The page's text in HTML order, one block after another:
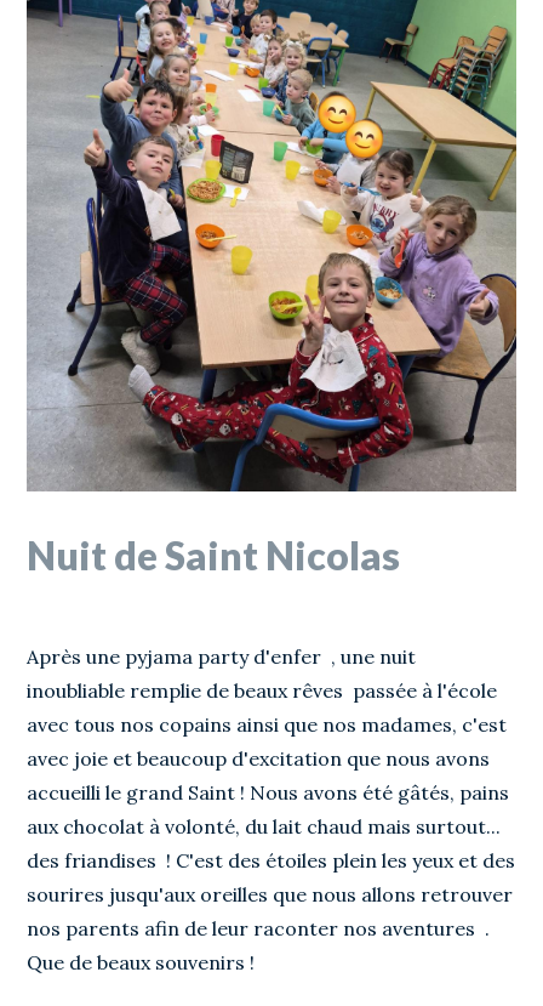
Nuit de Saint Nicolas
Après une pyjama party d'enfer , une nuit
inoubliable remplie de beaux rêves passée à l'école
avec tous nos copains ainsi que nos madames, c'est
avec joie et beaucoup d'excitation que nous avons
accueilli le grand Saint ! Nous avons été gâtés, pains
aux chocolat à volonté, du lait chaud mais surtout...
des friandises ! C'est des étoiles plein les yeux et des
sourires jusqu'aux oreilles que nous allons retrouver
nos parents afin de leur raconter nos aventures .
Que de beaux souvenirs !